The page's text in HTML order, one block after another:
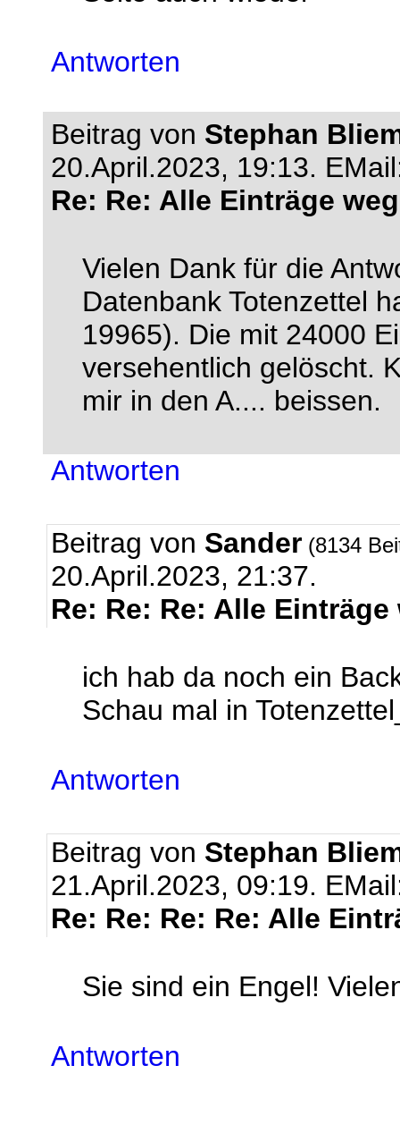
Antworten
Beitrag von Stephan
20.April.2023, 19:13.
Re: Re: Alle Einträge weg
Vielen Dank für die
Datenbank Totenzettel
19965). Die mit 24000
versehentlich gelöscht.
mir in den A.... beissen.
Antworten
Beitrag von Sander (8134
20.April.2023, 21:37.
Re: Re: Re: Alle Einträge
ich hab da noch ein
Schau mal in
Antworten
Beitrag von Stephan
21.April.2023, 09:19.
Re: Re: Re: Re: Alle
Sie sind ein Engel!
Antworten